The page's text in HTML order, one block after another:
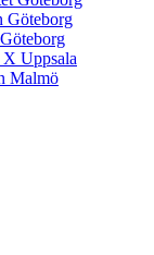
Göteborg
Göteborg
X Uppsala
Malmö